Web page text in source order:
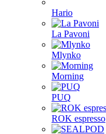
Hario
La Pavoni
Mlynko
Morning
PUQ
ROK espresso